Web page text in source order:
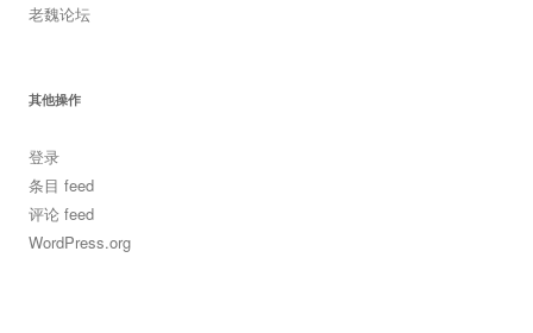
老魏论坛
其他操作
登录
条目 feed
评论 feed
WordPress.org